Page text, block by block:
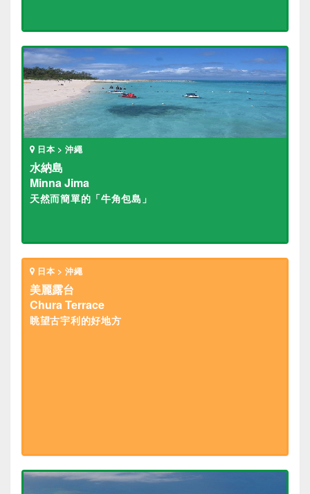
日本 > 沖繩
水納島
Minna Jima
天然而簡單的「牛角包島」
日本 > 沖繩
美麗露台
Chura Terrace
眺望古宇利的好地方